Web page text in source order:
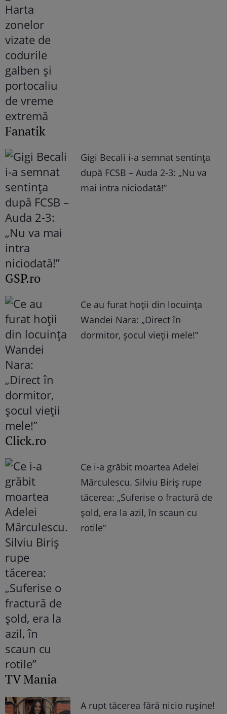
Fanatik
Gigi Becali i-a semnat sentința
după FCSB – Auda 2-3: „Nu va
mai intra niciodată!”
GSP.ro
Ce au furat hoții din locuința
Wandei Nara: „Direct în
dormitor, șocul vieții mele!”
Click.ro
Ce i-a grăbit moartea Adelei
Mărculescu. Silviu Biriș rupe
tăcerea: „Suferise o fractură de
șold, era la azil, în scaun cu
rotile”
TV Mania
A rupt tăcerea fără nicio rușine!